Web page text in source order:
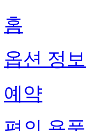
홈
옵션 정보
예약